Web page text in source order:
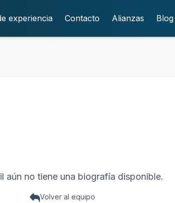
experiencia Contacto Alianzas Blog
aún no tiene una biografía disponible.
Volver al equipo